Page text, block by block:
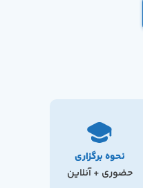
نحوه برگزاری
حضوری + آنلاین